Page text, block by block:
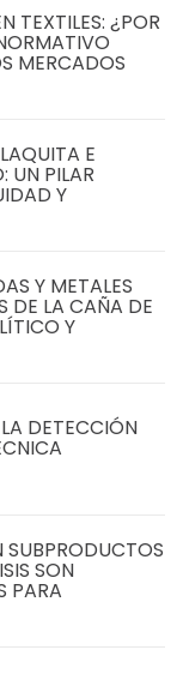
TEXTILES: ¿POR
MERCADOS
E
UN PILAR
Y
Y METALES
DE LA CAÑA DE
Y
DETECCIÓN
SON
PARA